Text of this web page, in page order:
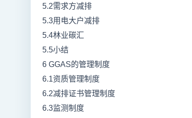
5.2需求方减排
5.3用电大户减排
5.4林业碳汇
5.5小结
6 GGAS的管理制度
6.1资质管理制度
6.2减排证书管理制度
6.3监测制度